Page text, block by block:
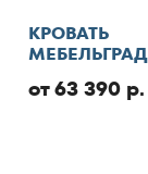
130x185
130x186
130x190
КРОВАТЬ
от 63 390 р.